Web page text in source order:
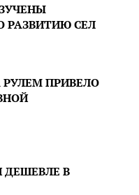
РАЗВИТИЮ СЕЛ
ПРИВЕЛО
ДЕШЕВЛЕ В